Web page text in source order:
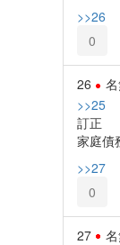
>>26
0
26
>>25
訂正
家庭債
>>27
0
27